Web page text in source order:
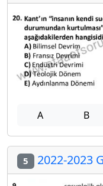
A B
5 2022-2023